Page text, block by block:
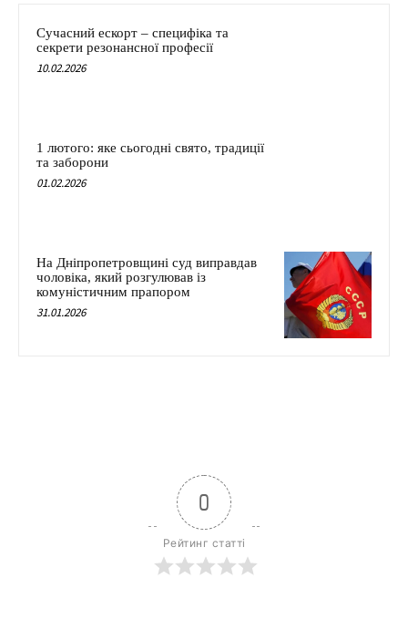
Сучасний ескорт – специфіка та
секрети резонансної професії
10.02.2026
1 лютого: яке сьогодні свято, традиції
та заборони
01.02.2026
На Дніпропетровщині суд виправдав
чоловіка, який розгулював із
комуністичним прапором
31.01.2026
0
Рейтинг статті